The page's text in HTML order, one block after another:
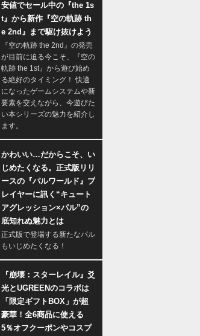
安値でセール中の『the 1s
t』から新作『空の軌跡 th
e 2nd』まで駆け抜けよう
『空の軌跡 the 2nd』の発売
が目前に迫る今こそ、『空の
軌跡 the 1st』から遊び始め
る絶好のタイミング！ 快適
になったゲームシステムや新
要素を交えながら、今遊びた
い本シリーズの魅力を紹介し
ます。
かわいい…だからこそ、い
じめたくなる。正式版リリ
ースの『パルワールド』プ
レイヤーに訊く“キュート
アグレッション×パル”の
底知れぬ魅力とは
正式版で登場する新たなパル
もいじめたくなる！
『崩壊：スターレイル』爻
光とUGREENのコラボは
「限定ギフトBOX」が超
豪華！全6商品に使える
5％オフクーポンやコスプ